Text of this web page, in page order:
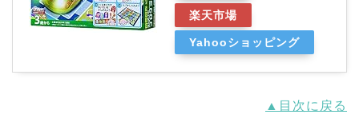
楽天市場
Yahooショッピング
▲目次に戻る